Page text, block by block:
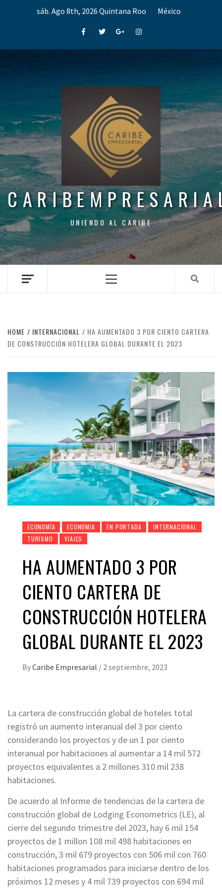
sáb. Ago 8th, 2026 Quintana Roo México
FacebookTwitterGoogle+Instagram
UNIENDO AL CARIBE
Menu
HOME INTERNACIONAL
HA AUMENTADO 3 POR CIENTO CARTERA
DE CONSTRUCCIÓN HOTELERA GLOBAL DURANTE EL 2023
ECONOMÍA ECONOMIA EN PORTADA
INTERNACIONAL
TURISMO
VIAJES
HA AUMENTADO 3 POR
CIENTO CARTERA DE
CONSTRUCCIÓN HOTELERA
GLOBAL DURANTE EL 2023
ByCaribe Empresarial / 2 septiembre, 2023
La cartera de construcción global de hoteles total
registró un aumento interanual del 3 por ciento
considerando los proyectos y de un 1 por ciento
interanual por habitaciones al aumentar a 14 mil 572
proyectos equivalentes a 2 millones 310 mil 238
habitaciones.
De acuerdo al Informe de tendencias de la cartera de
construcción global de Lodging Econometrics (LE), al
cierre del segundo trimestre del 2023, hay 6 mil 154
proyectos de 1 millon 108 mil 498 habitaciones en
construcción, 3 mil 679 proyectos con 506 mil con 760
habitaciones programados para iniciarse dentro de los
próximos 12 meses y 4 mil 739 proyectos con 694 mil